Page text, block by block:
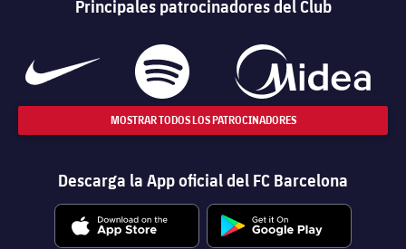
Principales patrocinadores del Club
MOSTRAR TODOS LOS PATROCINADORES
Descarga la App oficial del FC Barcelona